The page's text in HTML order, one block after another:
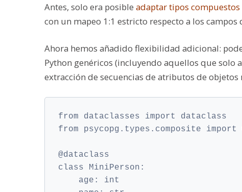
Antes, solo era posible adaptar tipos compuestos
con un mapeo 1:1 estricto respecto a los campos
Ahora hemos añadido flexibilidad adicional:
Python genéricos (incluyendo aquellos que solo
extracción de secuencias de atributos de objetos
from dataclasses import dataclass
from psycopg.types.composite
@dataclass
class MiniPerson:
age: int